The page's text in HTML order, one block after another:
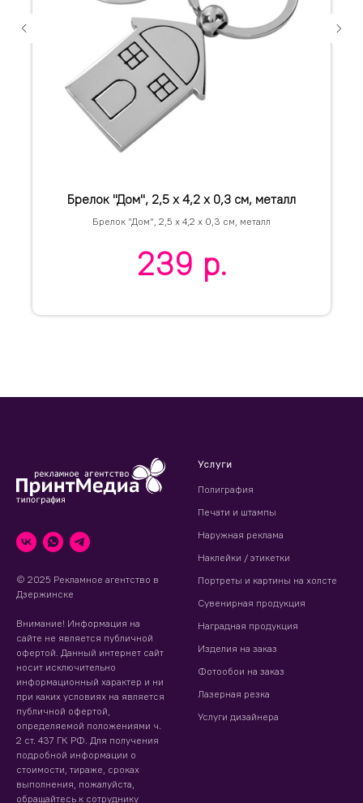
Брелок "Дом", 2,5 х 4,2 х 0,3 см, металл
Брелок "Дом", 2,5 х 4,2 х 0,3 см, металл
239 р.
© 2025 Рекламное агентство в
Дзержинске
Внимание! Информация на
сайте не является публичной
офертой. Данный интернет сайт
носит исключительно
информационный характер и ни
при каких условиях на является
публичной офертой,
определяемой положениями ч.
2 ст. 437 ГК РФ. Для получения
подробной информации о
стоимости, тираже, сроках
выполнения, пожалуйста,
обращайтесь к сотруднику
Услуги
Полиграфия
Печати и штампы
Наружная реклама
Наклейки / этикетки
Портреты и картины на холсте
Сувенирная продукция
Наградная продукция
Изделия на заказ
Фотообои на заказ
Лазерная резка
Услуги дизайнера